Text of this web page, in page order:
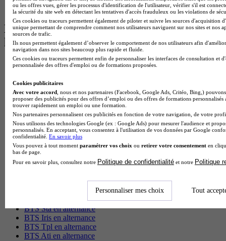
BTS Ndrc à Lyon
Les intitulés de diplôme par alternance
les plus recherchés
BTS Esf en alternance
BTS Mco en alternance
BTS Pi en alternance
BTS Sp3s en alternance
Master CCA en alternance
BTS Ndrc en alternance
BTS Sam en alternance
Cap Fleuriste en alternance
BTS Sio en alternance
MSc Marketing Digital en alternance
BTS Gpme en alternance
BTS Gpn en alternance
BTS Domotique en alternance
BAC Pro Agora en alternance
BTS Sta en alternance
BTS Iris en alternance
BTS Tpl en alternance
BTS Ati en alternance
ou les offres vues, gérer les processus d'identification de l'utilisateur, vérifier s'il est
la sécurité du site web en détectant les tentatives d'accès frauduleux ou les violations de
Ces cookies ou traceurs permettent également de piloter et suivre les sources d'acquisition
unique permettant de comprendre comment nos utilisateurs naviguent sur nos sites et nos
sources de trafic.
Ils nous permettent également d’observer le comportement de nos utilisateurs afin
navigation dans nos sites beaucoup plus rapide et fluide.
Ces cookies ou traceurs permettent enfin de personnaliser les interfaces de consultation et
personnalisée des offres d'emploi ou de formations proposées.
Cookies publicitaires
Avec votre accord , nous et nos partenaires (Facebook, Google Ads, Critéo, Bing,)
proposer des publicités pour des offres d’emploi ou des offres de formations
trouver rapidement un emploi ou une formation.
Nos partenaires personnalisent ces publicités en fonction de votre navigation, de votre
Nous utilisons des technologies Google (ex : Google Ads) pour mesurer l'audience et
personnalisés. En acceptant, vous consentez à l'utilisation de vos données par Google
confidentialité. En savoir plus
Vous pouvez à tout moment paramétrer vos choix ou retirer votre consentement en
bas de page.
Pour en savoir plus, consultez notre Politique de confidentialité et notre Politique
Personnaliser mes choix Tout